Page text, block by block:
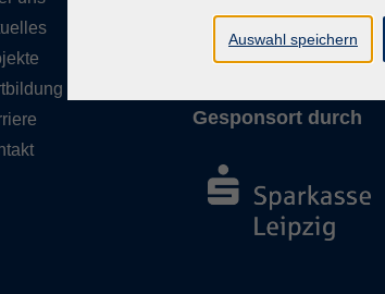
Gesponsort durch
Auswahl speichern